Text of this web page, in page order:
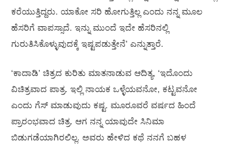
ಕರೆಯುತ್ತಿದ್ದರು. ಯಾಕೋ ಸರಿ ಹೋಗುತ್ತಿಲ್ಲ ಎಂದು ನನ್ನ ಮೂಲ
ಹೆಸರಿಗೆ ವಾಪಸ್ಸಾದೆ. ಇನ್ನು ಮುಂದೆ ಇದೇ ಹೆಸರಿನಲ್ಲಿ
ಗುರುತಿಸಿಕೊಳ್ಳುವುದಕ್ಕೆ ಇಷ್ಟಪಡುತ್ತೇನೆ’ ಎನ್ನುತ್ತಾರೆ.
‘ಕಾದಾಡಿ’ ಚಿತ್ರದ ಕುರಿತು ಮಾತನಾಡುವ ಆದಿತ್ಯ, ‘ಇದೊಂದು
ವಿಚಿತ್ರವಾದ ಪಾತ್ರ. ಇಲ್ಲಿ ನಾಯಕ ಒಳ್ಳೆಯವನೋ, ಕಟ್ಟವನೋ
ಎಂದು ಗೆಸ್ ಮಾಡುವುದು ಕಷ್ಟ. ಮೂರೂವರೆ ವರ್ಷದ ಹಿಂದೆ
ಪ್ರಾರಂಭವಾದ ಚಿತ್ರ. ಆಗ ನನ್ನ ಯಾವುದೇ ಸಿನಿಮಾ
ಬಿಡುಗಡೆಯಾಗಿರಲಿಲ್ಲ. ಅವರು ಹೇಳಿದ ಕಥೆ ನನಗೆ ಬಹಳ